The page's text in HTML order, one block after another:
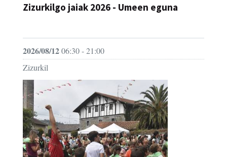
Zizurkilgo jaiak 2026 - Umeen eguna
2026/08/1206:30 - 21:00
Zizurkil